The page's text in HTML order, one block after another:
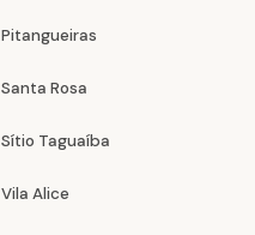
Pitangueiras
Santa Rosa
Sítio Taguaíba
Vila Alice